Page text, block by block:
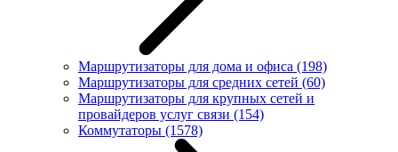
Маршрутизаторы для дома и офиса (198)
Маршрутизаторы для средних сетей (60)
Маршрутизаторы для крупных сетей и
провайдеров услуг связи (154)
Коммутаторы (1578)